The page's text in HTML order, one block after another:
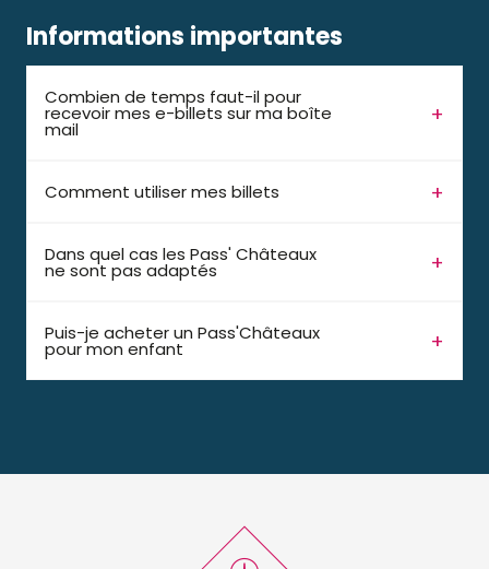
Informations importantes
Combien de temps faut-il pour
recevoir mes e-billets sur ma boîte
mail
Comment utiliser mes billets
Dans quel cas les Pass' Châteaux
ne sont pas adaptés
Puis-je acheter un Pass'Châteaux
pour mon enfant